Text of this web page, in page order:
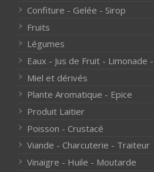
Confiture - Gelée - Sirop
Fruits
Légumes
Eaux - Jus de Fruit - Limonade
Miel et dérivés
Plante Aromatique - Epice
Produit Laitier
Poisson - Crustacé
Viande - Charcuterie - Traiteur
Vinaigre - Huile - Moutarde